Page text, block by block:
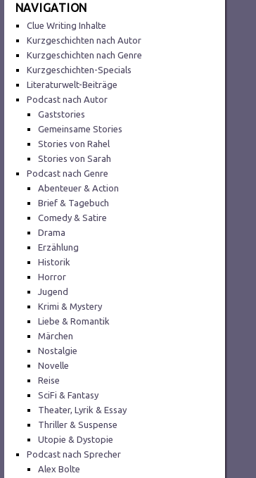
NAVIGATION
Clue Writing Inhalte
Kurzgeschichten nach Autor
Kurzgeschichten nach Genre
Kurzgeschichten-Specials
Literaturwelt-Beiträge
Podcast nach Autor
Gaststories
Gemeinsame Stories
Stories von Rahel
Stories von Sarah
Podcast nach Genre
Abenteuer & Action
Brief & Tagebuch
Comedy & Satire
Drama
Erzählung
Historik
Horror
Jugend
Krimi & Mystery
Liebe & Romantik
Märchen
Nostalgie
Novelle
Reise
SciFi & Fantasy
Theater, Lyrik & Essay
Thriller & Suspense
Utopie & Dystopie
Podcast nach Sprecher
Alex Bolte